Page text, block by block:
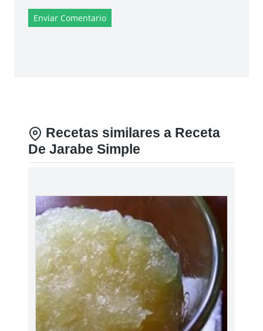
Enviar Comentario
Recetas similares a Receta
De Jarabe Simple